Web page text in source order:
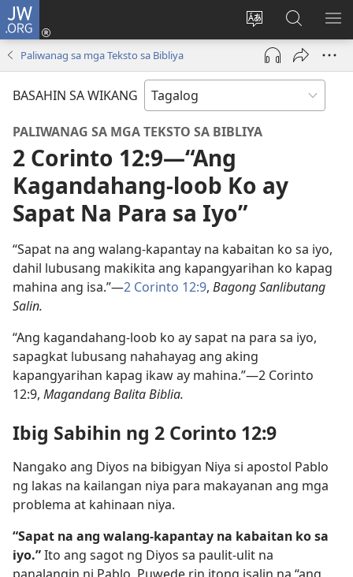
JW.ORG
Baguhin
ang
wika
ng
Mag-
log
bubukas
bagong
window)
sa
JW.ORG
Paliwanag sa mga Teksto sa Bibliya
BASAHIN SA WIKANG
PALIWANAG SA MGA TEKSTO SA BIBLIYA
2 Corinto 12:9—“Ang
Kagandahang-loob Ko ay
Sapat Na Para sa Iyo”
“Sapat na ang walang-kapantay na kabaitan ko sa iyo,
dahil lubusang makikita ang kapangyarihan ko kapag
mahina ang isa.”—2 Corinto 12:9, Bagong Sanlibutang
Salin.
“Ang kagandahang-loob ko ay sapat na para sa iyo,
sapagkat lubusang nahahayag ang aking
kapangyarihan kapag ikaw ay mahina.”—2 Corinto
12:9, Magandang Balita Biblia.
Ibig Sabihin ng 2 Corinto 12:9
Nangako ang Diyos na bibigyan Niya si apostol Pablo
ng lakas na kailangan niya para makayanan ang mga
problema at kahinaan niya.
“Sapat na ang walang-kapantay na kabaitan ko sa
iyo.”Ito ang sagot ng Diyos sa paulit-ulit na